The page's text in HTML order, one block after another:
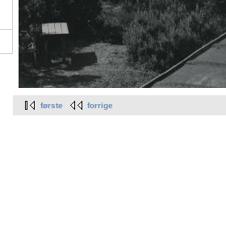
første forrige